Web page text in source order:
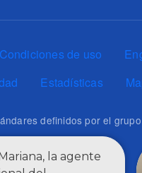
Condiciones de uso
Estadísticas
definidos por el grupo